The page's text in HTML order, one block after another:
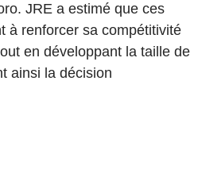
JRE a estimé que ces
à renforcer sa compétitivité
en développant la taille de
ainsi la décision